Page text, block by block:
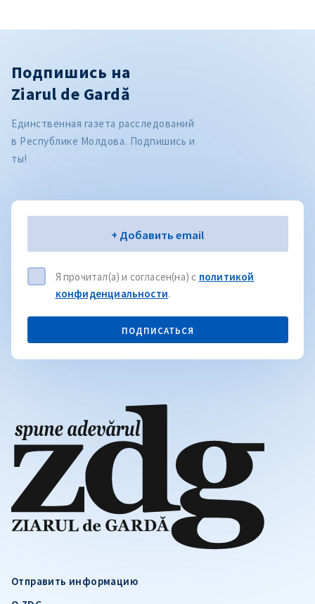
Отправить информацию
Подпишись на
Ziarul de Gardă
Единственная газета расследований
в Республике Молдова. Подпишись и
ты!
Электронная почта+ Добавить email
Я прочитал(а) и согласен(на) с политикой
конфиденциальности.
ПОДПИСАТЬСЯ